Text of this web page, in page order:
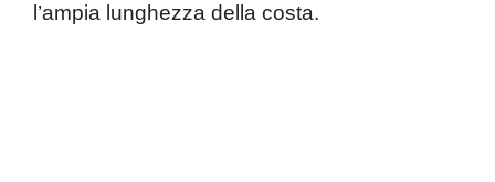
l’ampia lunghezza della costa.